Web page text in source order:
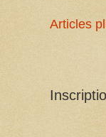
Articles